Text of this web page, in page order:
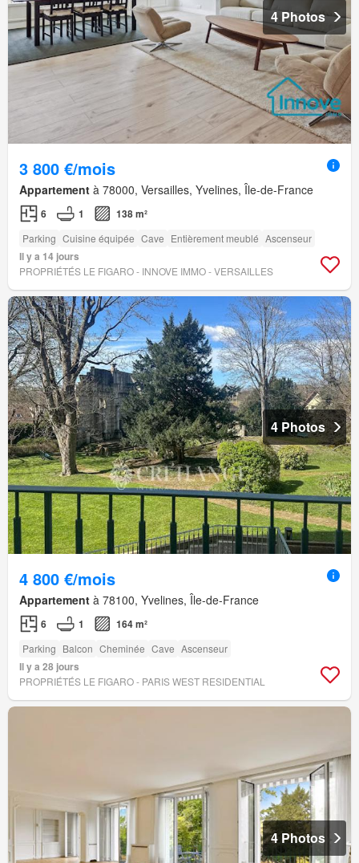
4 Photos
3 800 €/mois
Appartement à 78000, Versailles, Yvelines, Île-de-France
6 1 138 m²
Parking Cuisine équipée Cave Entièrement meublé Ascenseur
Il y a 14 jours
PROPRIÉTÉS LE FIGARO - INNOVE IMMO - VERSAILLES
4 Photos
4 800 €/mois
Appartement à 78100, Yvelines, Île-de-France
6 1 164 m²
Parking Balcon Cheminée Cave Ascenseur
Il y a 28 jours
PROPRIÉTÉS LE FIGARO - PARIS WEST RESIDENTIAL
4 Photos